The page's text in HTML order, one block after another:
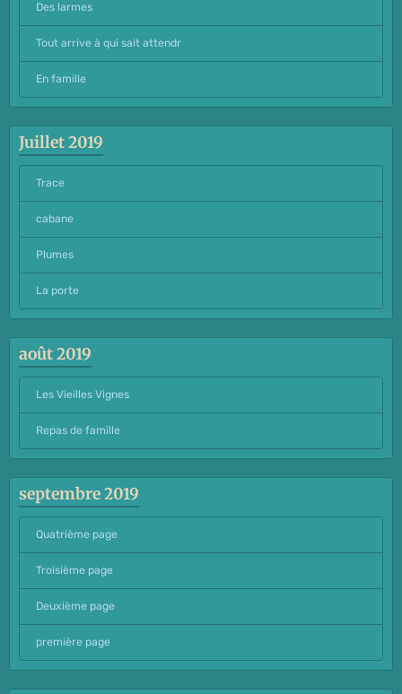
Des larmes
Tout arrive à qui sait attendr
En famille
Juillet 2019
Trace
cabane
Plumes
La porte
août 2019
Les Vieilles Vignes
Repas de famille
septembre 2019
Quatrième page
Troisième page
Deuxième page
première page